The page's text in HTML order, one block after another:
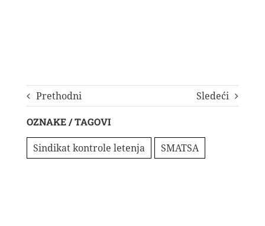
Prethodni Sledeći
OZNAKE / TAGOVI
Sindikat kontrole letenja SMATSA